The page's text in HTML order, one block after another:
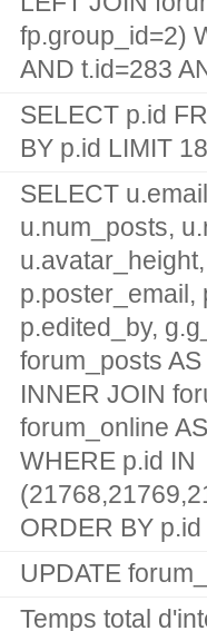
fp.group_id=2)
AND t.id=283
SELECT p.id
BY p.id LIMIT
SELECT
u.num_posts,
p.poster_email,
p.edited_by,
forum_posts
INNER JOIN
forum_online
WHERE p.id IN
ORDER BY p.id
UPDATE
Temps total